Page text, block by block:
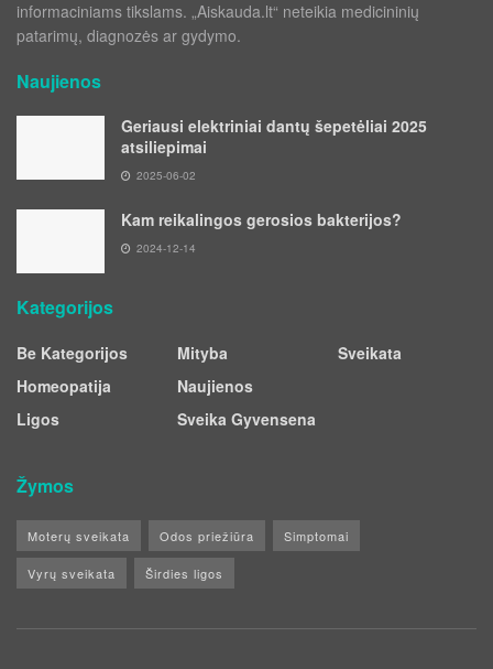
informaciniams tikslams. „Aiskauda.lt“ neteikia medicininių
patarimų, diagnozės ar gydymo.
Naujienos
Geriausi elektriniai dantų šepetėliai 2025
atsiliepimai
2025-06-02
Kam reikalingos gerosios bakterijos?
2024-12-14
Kategorijos
Be Kategorijos
Homeopatija
Ligos
Mityba
Naujienos
Sveika Gyvensena
Sveikata
Žymos
Moterų sveikata Odos priežiūra Simptomai
Vyrų sveikata Širdies ligos